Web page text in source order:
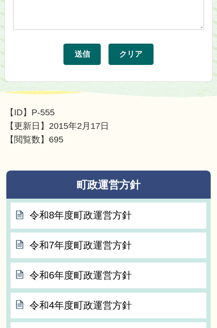
【ID】 P-555
【更新日】 2015年2月17日
【閲覧数】 695
町政運営方針
令和8年度町政運営方針
令和7年度町政運営方針
令和6年度町政運営方針
令和4年度町政運営方針